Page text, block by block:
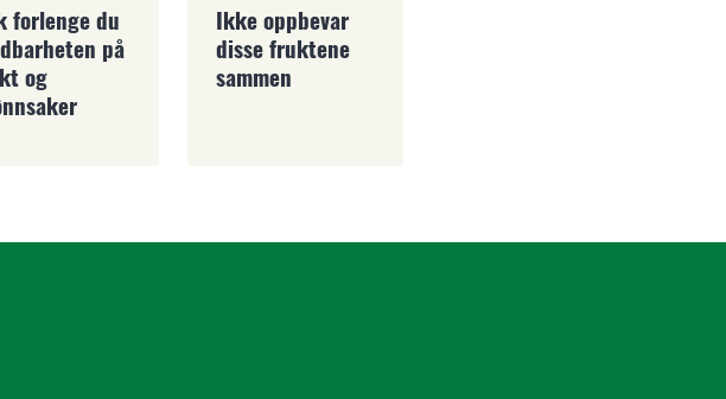
forlenge du
på
og
Ikke oppbevar
disse fruktene
sammen